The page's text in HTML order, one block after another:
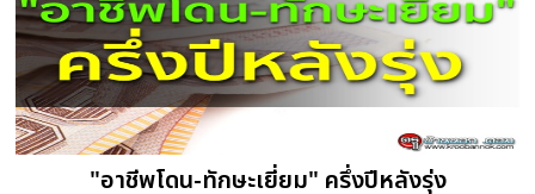
"อาชีพโดน-ทักษะเยี่ยม" ครึ่งปีหลังรุ่ง